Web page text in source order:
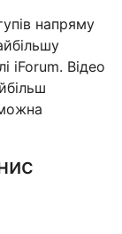
напряму
iForum. Відео